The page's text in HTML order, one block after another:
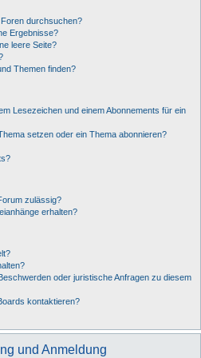
durchsuchen?
Ergebnisse?
leere Seite?
Themen finden?
Lesezeichen und einem Abonnements für ein
setzen oder ein Thema abonnieren?
zulässig?
erhalten?
oder juristische Anfragen zu diesem
kontaktieren?
und Anmeldung